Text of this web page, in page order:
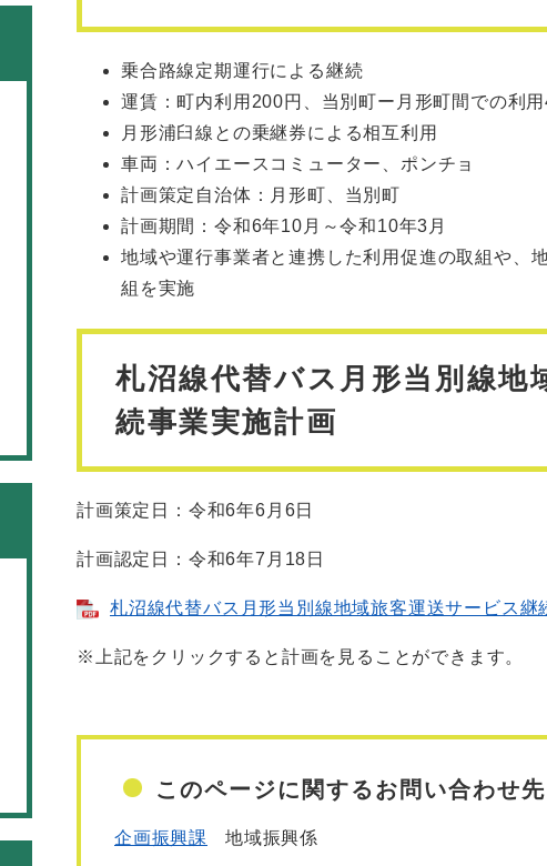
乗合路線定期運行による継続
運賃：町内利用200円、当別町ー月形町間での利用
月形浦臼線との乗継券による相互利用
車両：ハイエースコミューター、ポンチョ
計画策定自治体：月形町、当別町
計画期間：令和6年10月～令和10年3月
地域や運行事業者と連携した利用促進の取組や、
組を実施
札沼線代替バス月形当別線地
続事業実施計画
計画策定日：令和6年6月6日
計画認定日：令和6年7月18日
札沼線代替バス月形当別線地域旅客運送サービス
※上記をクリックすると計画を見ることができます。
このページに関するお問い合わせ先
企画振興課 地域振興係